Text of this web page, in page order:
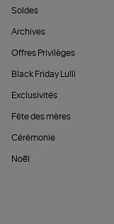
Soldes
Archives
Offres Privilèges
Black Friday Lulli
Exclusivités
Fête des mères
Cérémonie
Noël